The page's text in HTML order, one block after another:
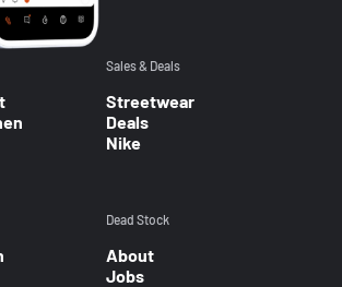
Sales & Deals
Streetwear
Deals
Nike
Dead Stock
About
Jobs